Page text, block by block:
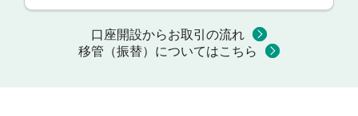
口座開設からお取引の流れ
移管（振替）についてはこちら